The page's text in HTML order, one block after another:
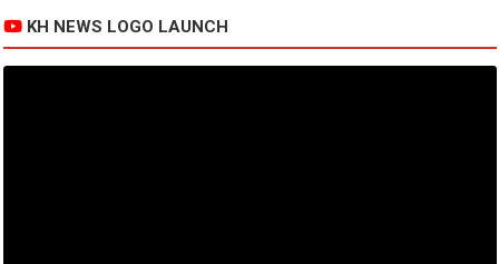
KH NEWS LOGO LAUNCH